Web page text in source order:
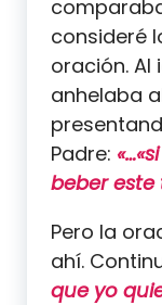
consideré
oración. Al
anhelaba
Padre:
beber
Pero la
ahí.
que yo